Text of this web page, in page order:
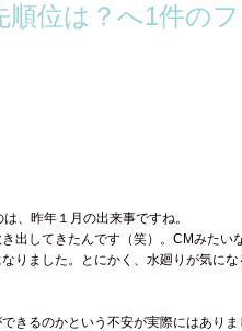
位は？へ1件の
、昨年１月の出来事ですね。
出してきたんです（笑）。CMみた
りました。とにかく、水廻りが気に
きるのかという不安が実際にはありま